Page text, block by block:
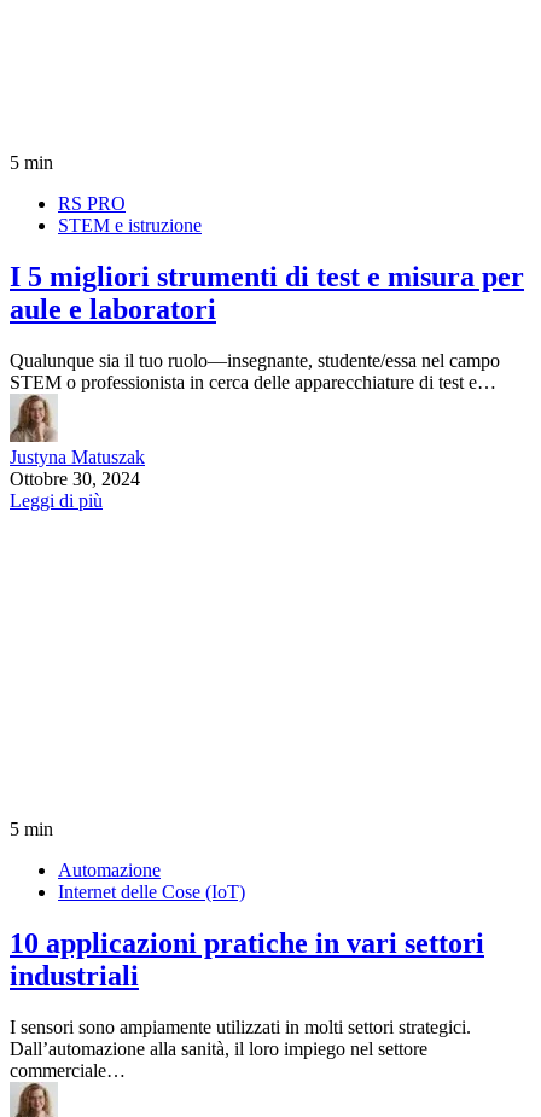
5 min
RS PRO
STEM e istruzione
I 5 migliori strumenti di test e misura per
aule e laboratori
Qualunque sia il tuo ruolo—insegnante, studente/essa nel campo
STEM o professionista in cerca delle apparecchiature di test e…
Justyna Matuszak
Ottobre 30, 2024
Leggi di più
5 min
Automazione
Internet delle Cose (IoT)
10 applicazioni pratiche in vari settori
industriali
I sensori sono ampiamente utilizzati in molti settori strategici.
Dall’automazione alla sanità, il loro impiego nel settore
commerciale…